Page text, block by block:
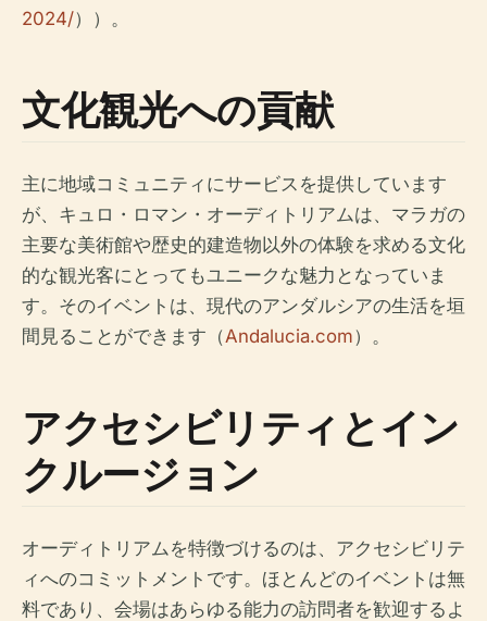
2024/））。
文化観光への貢献
主に地域コミュニティにサービスを提供しています
が、キュロ・ロマン・オーディトリアムは、マラガの
主要な美術館や歴史的建造物以外の体験を求める文化
的な観光客にとってもユニークな魅力となっていま
す。そのイベントは、現代のアンダルシアの生活を垣
間見ることができます（Andalucia.com）。
アクセシビリティとイン
クルージョン
オーディトリアムを特徴づけるのは、アクセシビリテ
ィへのコミットメントです。ほとんどのイベントは無
料であり、会場はあらゆる能力の訪問者を歓迎するよ